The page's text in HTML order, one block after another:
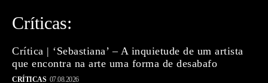
Críticas:
Crítica | ‘Sebastiana’ – A inquietude de um artista
que encontra na arte uma forma de desabafo
CRÍTICAS 07.08.2026